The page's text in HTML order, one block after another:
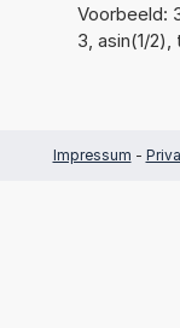
Voorbeeld:
3, asin(1/
Impressum -